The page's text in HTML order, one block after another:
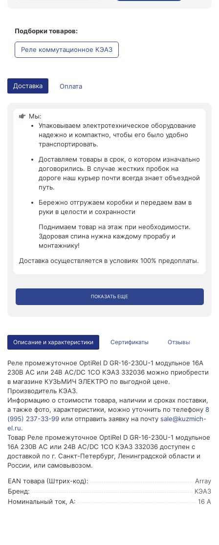
Подборки товаров:
Реле коммутационное КЭАЗ
Доставка Оплата
Мы:
Упаковываем электротехническое оборудование
надежно и компактно, чтобы его было удобно
транспортировать.
Доставляем товары в срок, о котором изначально
договорились. В случае жестких пробок на
дороге наш курьер почти всегда знает объездной
путь.
Бережно отгружаем коробки и передаем вам в
руки в целости и сохранности
Поднимаем товар на этаж при необходимости.
Здоровая спина нужна каждому прорабу и
монтажнику!
Доставка осуществляется в условиях 100% предоплаты.
ПОКАЗАТЬ ЕЩЕ
Описание и характеристики Сертификаты Отзывы
Реле промежуточное OptiRel D GR-16-230U-1 модульное 16А
230В АС или 24В AC/DC 1СО КЭАЗ 332036 можно приобрести
в магазине КУЗЬМИЧ ЭЛЕКТРО по выгодной цене.
Производитель КЭАЗ.
Информацию о стоимости товара, наличии и сроках поставки,
а также фото, характеристики, можно уточнить по телефону 8
(995) 237-33-99 или отправить заявку на почту sale@kuzmich-
el.ru.
Товар Реле промежуточное OptiRel D GR-16-230U-1 модульное
16А 230В АС или 24В AC/DC 1СО КЭАЗ 332036 доступен с
доставкой по г. Санкт-Петербург, Ленинградской области и
России, или самовывозом.
EAN товара (Штрих-код):
Array
Бренд:
КЭАЗ
Номинальный ток, А:
16 А